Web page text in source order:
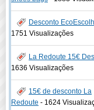
Desconto
1751 Visualizações
La Redoute 15€
1636 Visualizações
15€ de desconto La
Redoute - 1624